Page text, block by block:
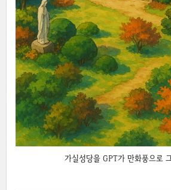
가실성당을 GPT가 만화풍으로